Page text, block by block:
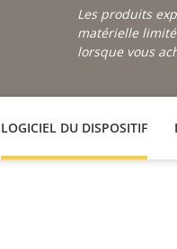
Les produits
matérielle
lorsque vous
LOGICIEL DU DISPOSITIF